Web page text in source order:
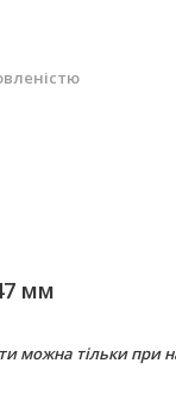
мм
можна тільки при